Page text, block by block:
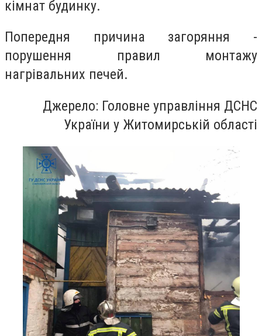
кімнат будинку.
Попередня причина загоряння -
порушення правил монтажу
нагрівальних печей.
Джерело: Головне управління ДСНС
України у Житомирській області